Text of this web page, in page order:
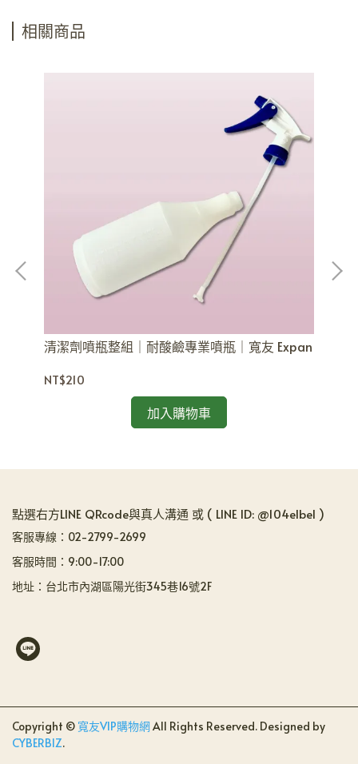
相關商品
清潔劑噴瓶整組｜耐酸鹼專業噴瓶｜寬友 Expan
NT$210
加入購物車
點選右方LINE QRcode與真人溝通 或 ( LINE ID: @104elbel )
客服專線：02-2799-2699
客服時間：9:00-17:00
地址：台北市內湖區陽光街345巷16號2F
Copyright © 寬友VIP購物網All Rights Reserved. Designed by
CYBERBIZ.